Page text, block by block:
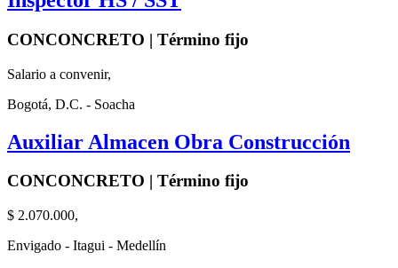
CONCONCRETO | Término fijo
Salario a convenir,
Bogotá, D.C. - Soacha
Auxiliar Almacen Obra Construcción
CONCONCRETO | Término fijo
$ 2.070.000,
Envigado - Itagui - Medellín